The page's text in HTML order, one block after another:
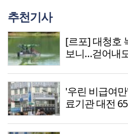
추천기사
[르포] 대청호
보니…걷어내
'우린 비급여
료기관 대전